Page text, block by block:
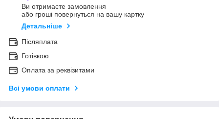
Ви отримаєте замовлення
або гроші повернуться на вашу картку
Детальніше
Післяплата
Готівкою
Оплата за реквізитами
Всі умови оплати